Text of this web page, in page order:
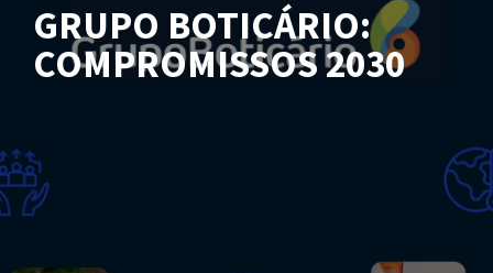
GRUPO BOTICÁRIO:
COMPROMISSOS 2030